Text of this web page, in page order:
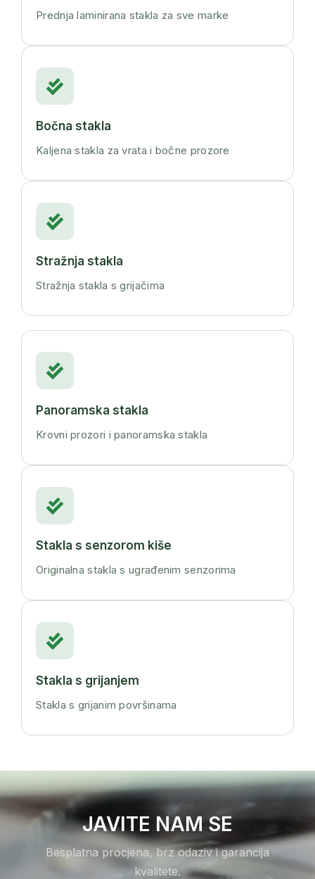
Prednja laminirana stakla za sve marke
Bočna stakla
Kaljena stakla za vrata i bočne prozore
Stražnja stakla
Stražnja stakla s grijačima
Panoramska stakla
Krovni prozori i panoramska stakla
Stakla s senzorom kiše
Originalna stakla s ugrađenim senzorima
Stakla s grijanjem
Stakla s grijanim površinama
JAVITE NAM SE
Besplatna procjena, brz odaziv i garancija
kvalitete.